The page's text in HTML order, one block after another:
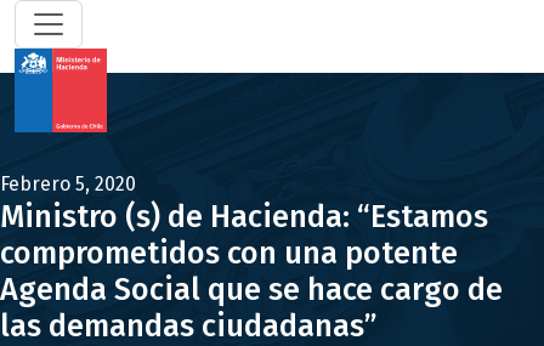
Febrero 5, 2020
Ministro (s) de Hacienda: “Estamos
comprometidos con una potente
Agenda Social que se hace cargo de
las demandas ciudadanas”